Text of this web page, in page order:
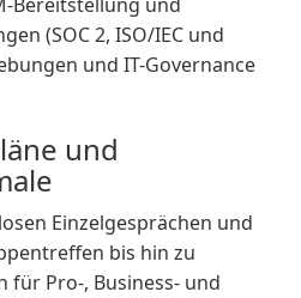
(SOC 2, ISO/IEC und
und IT-Governance
und
Einzelgesprächen und
bis hin zu
für Pro-, Business- und